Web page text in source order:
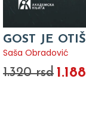
GOST JE
Saša Obradović
1.320 rsd